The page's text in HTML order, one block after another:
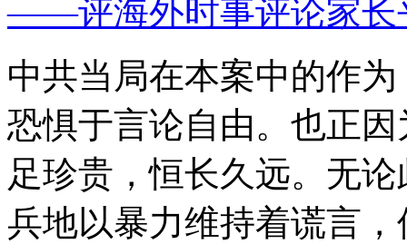
——评海外时事评论家长
中共当局在本案中的作
恐惧于言论自由。也正
足珍贵，恒长久远。无
兵地以暴力维持着谎言